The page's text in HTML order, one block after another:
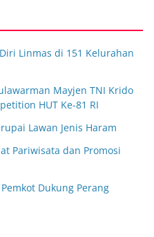
Linmas di 151 Kelurahan
Mayjen TNI Krido
HUT Ke-81 RI
Lawan Jenis Haram
Pariwisata dan Promosi
Dukung Perang